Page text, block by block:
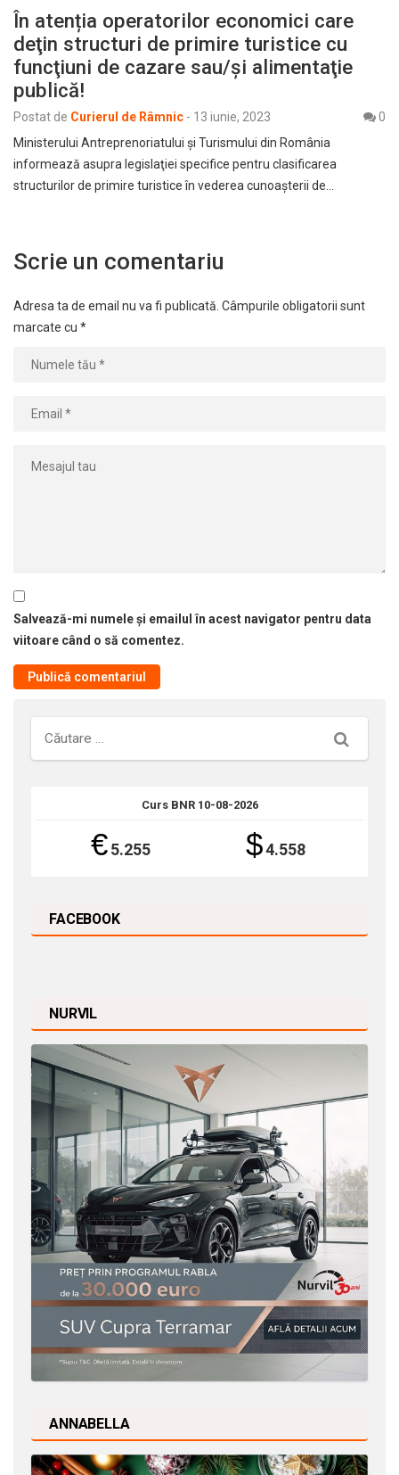
În atenția operatorilor economici care
deţin structuri de primire turistice cu
funcţiuni de cazare sau/şi alimentaţie
publică!
Postat de Curierul de Râmnic - 13 iunie, 2023
0
Ministerului Antreprenoriatului şi Turismului din România
informează asupra legislaţiei specifice pentru clasificarea
structurilor de primire turistice în vederea cunoaşterii de…
Scrie un comentariu
Adresa ta de email nu va fi publicată. Câmpurile obligatorii sunt
marcate cu *
Salvează-mi numele și emailul în acest navigator pentru data
viitoare când o să comentez.
Căutare
Curs BNR 10-08-2026
€5.255 $4.558
FACEBOOK
NURVIL
ANNABELLA